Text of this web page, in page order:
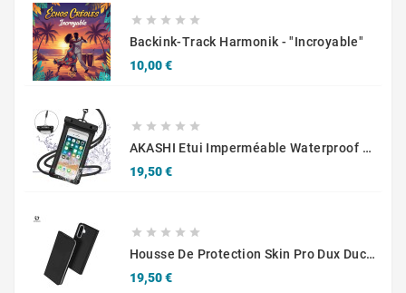
    
Backink-Track Harmonik - "Incroyable"
10,00 €Prix
    
AKASHI Etui Imperméable Waterproof Flottant Universel Pour Smartphone Jusqu’à 6,8"
19,50 €Prix
    
Housse De Protection Skin Pro Dux Ducis Pour Samsung Galaxy A36 5G A366/Galaxy A56 5G A566 Noir
19,50 €Prix